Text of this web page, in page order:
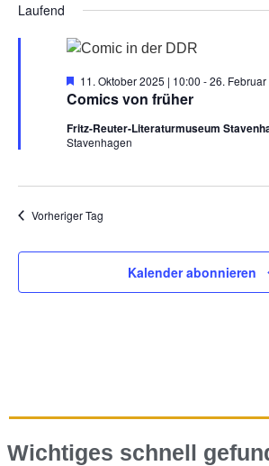
Laufend
Comics von früher
Hervorgehoben
11. Oktober 2025 | 10:00 -26.
Fritz-Reuter-Literaturmuseum
Stavenhagen
Vorheriger Tag
Kalender abonnieren
Wichtiges schnell